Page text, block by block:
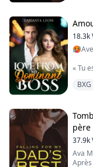
"Dis-
main.
"Tu
"Bien.
18.3k
« Tu
par
BXG
père
37.9k
Ava